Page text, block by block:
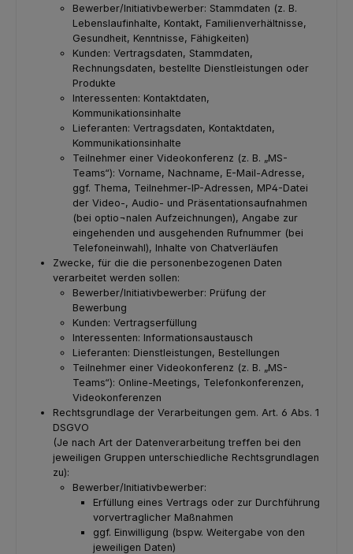
Bewerber/Initiativbewerber: Stammdaten (z. B.
Lebenslaufinhalte, Kontakt, Familienverhältnisse,
Gesundheit, Kenntnisse, Fähigkeiten)
Kunden: Vertragsdaten, Stammdaten,
Rechnungsdaten, bestellte Dienstleistungen oder
Produkte
Interessenten: Kontaktdaten,
Kommunikationsinhalte
Lieferanten: Vertragsdaten, Kontaktdaten,
Kommunikationsinhalte
Teilnehmer einer Videokonferenz (z. B. „MS-
Teams“): Vorname, Nachname, E-Mail-Adresse,
ggf. Thema, Teilnehmer-IP-Adressen, MP4-Datei
der Video-, Audio- und Präsentationsaufnahmen
(bei optio¬nalen Aufzeichnungen), Angabe zur
eingehenden und ausgehenden Rufnummer (bei
Telefoneinwahl), Inhalte von Chatverläufen
Zwecke, für die die personenbezogenen Daten
verarbeitet werden sollen:
Bewerber/Initiativbewerber: Prüfung der
Bewerbung
Kunden: Vertragserfüllung
Interessenten: Informationsaustausch
Lieferanten: Dienstleistungen, Bestellungen
Teilnehmer einer Videokonferenz (z. B. „MS-
Teams“): Online-Meetings, Telefonkonferenzen,
Videokonferenzen
Rechtsgrundlage der Verarbeitungen gem. Art. 6 Abs. 1
DSGVO
(Je nach Art der Datenverarbeitung treffen bei den
jeweiligen Gruppen unterschiedliche Rechtsgrundlagen
zu):
Bewerber/Initiativbewerber:
Erfüllung eines Vertrags oder zur Durchführung
vorvertraglicher Maßnahmen
ggf. Einwilligung (bspw. Weitergabe von den
jeweiligen Daten)